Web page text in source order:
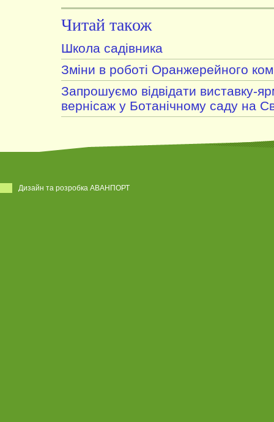
Читай також
Школа садівника
Зміни в роботі Оранжерейного
Запрошуємо відвідати виставку-
вернісаж у Ботанічному саду на
Дизайн та розробка АВАНПОРТ